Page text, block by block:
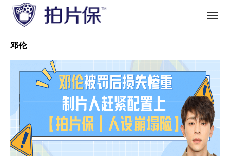
邓伦